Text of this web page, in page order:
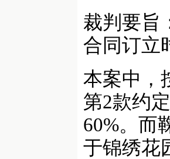
裁判要旨
合同订立
本案中，
第2款约
60%。而
于锦绣花